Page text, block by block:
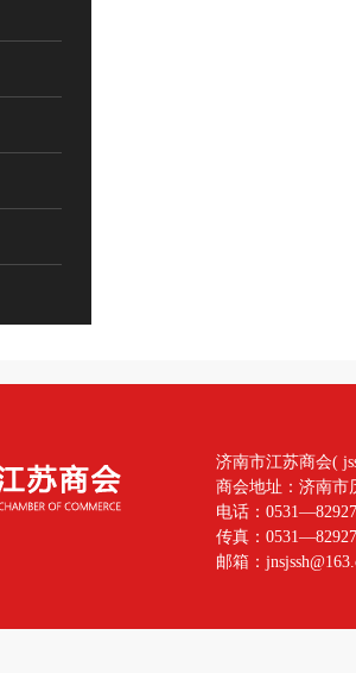
济南市江苏商会(
商会地址：济南市
电话：
传真：
邮箱：